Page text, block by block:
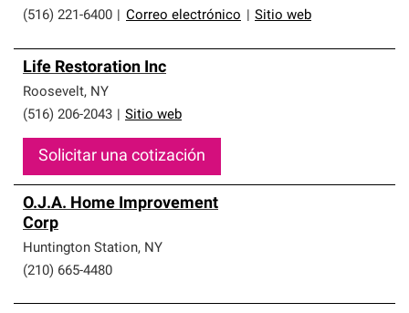
(516) 221-6400
Correo electrónico Sitio web
Life Restoration Inc
Roosevelt, NY
(516) 206-2043
Sitio web
Solicitar una cotización
O.J.A. Home Improvement
Corp
Huntington Station, NY
(210) 665-4480